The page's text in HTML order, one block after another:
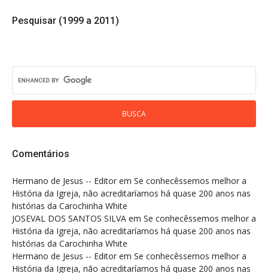
Pesquisar (1999 a 2011)
Comentários
Hermano de Jesus -- Editor em Se conhecêssemos melhor a
História da Igreja, não acreditaríamos há quase 200 anos nas
histórias da Carochinha White
JOSEVAL DOS SANTOS SILVA em Se conhecêssemos melhor a
História da Igreja, não acreditaríamos há quase 200 anos nas
histórias da Carochinha White
Hermano de Jesus -- Editor em Se conhecêssemos melhor a
História da Igreja, não acreditaríamos há quase 200 anos nas